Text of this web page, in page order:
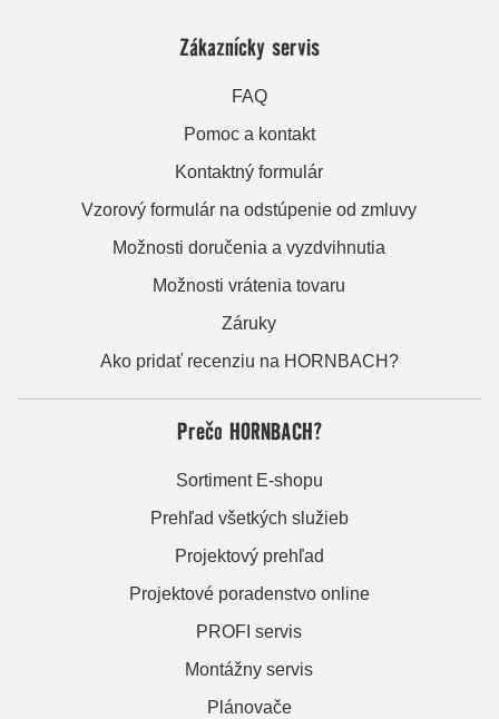
Zákaznícky servis
FAQ
Pomoc a kontakt
Kontaktný formulár
Vzorový formulár na odstúpenie od zmluvy
Možnosti doručenia a vyzdvihnutia
Možnosti vrátenia tovaru
Záruky
Ako pridať recenziu na HORNBACH?
Prečo HORNBACH?
Sortiment E-shopu
Prehľad všetkých služieb
Projektový prehľad
Projektové poradenstvo online
PROFI servis
Montážny servis
Plánovače